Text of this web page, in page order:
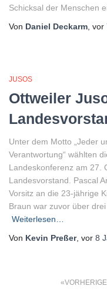
Schicksal der Menschen
Von Daniel Deckarm , vor
JUSOS
Ottweiler
Unter dem Motto „Jeder
Verantwortung“ wählten
Landeskonferenz am 27.
Landesvorstand. Pascal
Vorsitz an die 23-jährige
Braun war zuvor über
Weiterlesen…
Von Kevin Preßer, vor 8
VORHERIGE